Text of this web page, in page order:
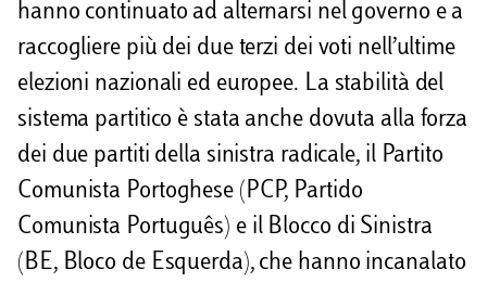
hanno continuato ad alternarsi nel governo e a
raccogliere più dei due terzi dei voti nell’ultime
elezioni nazionali ed europee. La stabilità del
sistema partitico è stata anche dovuta alla forza
dei due partiti della sinistra radicale, il Partito
Comunista Portoghese (PCP, Partido
Comunista Português) e il Blocco di Sinistra
(BE, Bloco de Esquerda), che hanno incanalato